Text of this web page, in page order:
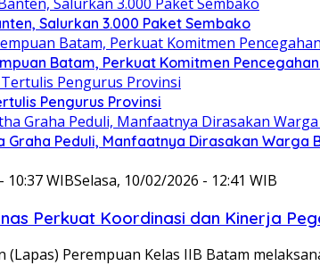
Salurkan 3.000 Paket Sembako
Batam, Perkuat Komitmen
Pengurus Provinsi
Graha Peduli, Manfaatnya Dirasakan Warga
10:37 WIBSelasa, 10/02/2026 - 12:41 WIB
Perkuat Koordinasi dan Kinerja
Perempuan Kelas IIB Batam